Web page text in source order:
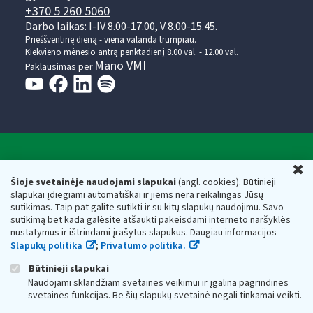
Šioje svetainėje naudojami slapukai(angl. cookies). Būtinieji
slapukai įdiegiami automatiškai ir jiems nėra reikalingas Jūsų
sutikimas. Taip pat galite sutikti ir su kitų slapukų naudojimu. Savo
sutikimą bet kada galėsite atšaukti pakeisdami interneto naršyklės
nustatymus ir ištrindami įrašytus slapukus. Daugiau informacijos
Slapukų politika
; Privatumo politika.
Būtinieji slapukai
Naudojami sklandžiam svetainės veikimui ir įgalina pagrindines
svetainės funkcijas. Be šių slapukų svetainė negali tinkamai veikti.
+370 5 260 5060
Darbo laikas: I-IV 8.00-17.00, V 8.00-15.45.
Prieššventinę dieną - viena valanda trumpiau.
Kiekvieno mėnesio antrą penktadienį 8.00 val. - 12.00 val.
Paklausimas per Mano VMI
Respublikos finansų ministerijos
Biudžetinė įstaiga. Juridinio asmens kodas — 188659752,
adresas: Vasario 16-osios g. 14, 01107 Vilnius, Lietuva, el.paštas:
vmi@vmi.lt, E. pristatymo dėžutės adresas 188659752
Duomenys apie Valstybinę mokesčių inspekciją prie Lietuvos
Respublikos finansų ministerijos kaupiami ir saugomi Juridinių